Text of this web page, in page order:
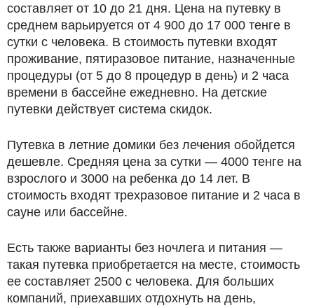
составляет от 10 до 21 дня. Цена на путевку в
среднем варьируется от 4 900 до 17 000 тенге в
сутки с человека. В стоимость путевки входят
проживание, пятиразовое питание, назначенные
процедуры (от 5 до 8 процедур в день) и 2 часа
времени в бассейне ежедневно. На детские
путевки действует система скидок.
Путевка в летние домики без лечения обойдется
дешевле. Средняя цена за сутки — 4000 тенге на
взрослого и 3000 на ребенка до 14 лет. В
стоимость входят трехразовое питание и 2 часа в
сауне или бассейне.
Есть также варианты без ночлега и питания —
такая путевка приобретается на месте, стоимость
ее составляет 2500 с человека. Для больших
компаний, приехавших отдохнуть на день,